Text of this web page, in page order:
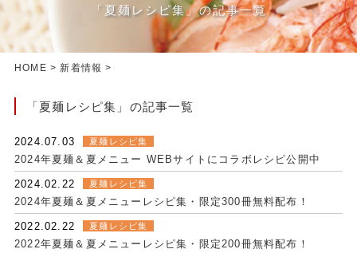
「夏麺レシピ集」の記事一覧
HOME >新着情報 >
「夏麺レシピ集」の記事一覧
2024.07.03 夏麺レシピ集
2024年夏麺＆夏メニュー WEBサイトにコラボレシピ公開中
2024.02.22 夏麺レシピ集
2024年夏麺＆夏メニューレシピ集・限定300冊無料配布！
2022.02.22 夏麺レシピ集
2022年夏麺＆夏メニューレシピ集・限定200冊無料配布！